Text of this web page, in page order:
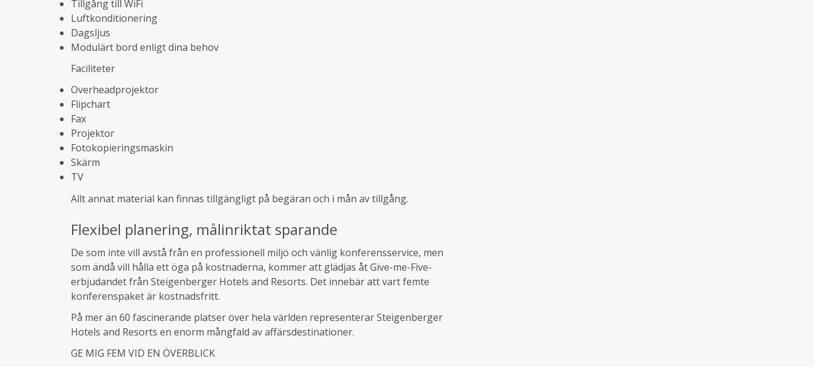
Tillgång till WiFi
Luftkonditionering
Dagsljus
Modulärt bord enligt dina behov
Faciliteter
Overheadprojektor
Flipchart
Fax
Projektor
Fotokopieringsmaskin
Skärm
TV
Allt annat material kan finnas tillgängligt på begäran och i mån av tillgång.
Flexibel planering, målinriktat sparande
De som inte vill avstå från en professionell miljö och vänlig konferensservice, men
som ändå vill hålla ett öga på kostnaderna, kommer att glädjas åt Give-me-Five-
erbjudandet från Steigenberger Hotels and Resorts. Det innebär att vart femte
konferenspaket är kostnadsfritt.
På mer än 60 fascinerande platser över hela världen representerar Steigenberger
Hotels and Resorts en enorm mångfald av affärsdestinationer.
GE MIG FEM VID EN ÖVERBLICK